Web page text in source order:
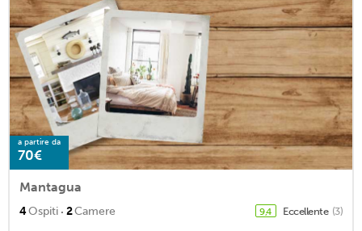
a partire da
70€
Mantagua
4Ospiti · 2Camere 9,4 Eccellente (3)